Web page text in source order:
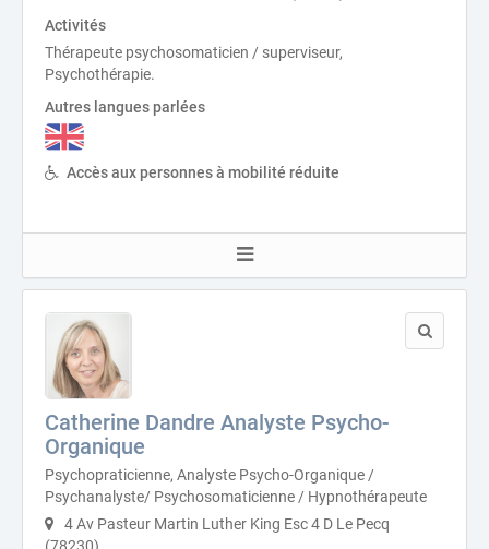
Activités
Thérapeute psychosomaticien / superviseur,
Psychothérapie.
Autres langues parlées
Accès aux personnes à mobilité réduite
Catherine Dandre Analyste Psycho-
Organique
Psychopraticienne, Analyste Psycho-Organique /
Psychanalyste/ Psychosomaticienne / Hypnothérapeute
4 Av Pasteur Martin Luther King Esc 4 D Le Pecq
(78230)